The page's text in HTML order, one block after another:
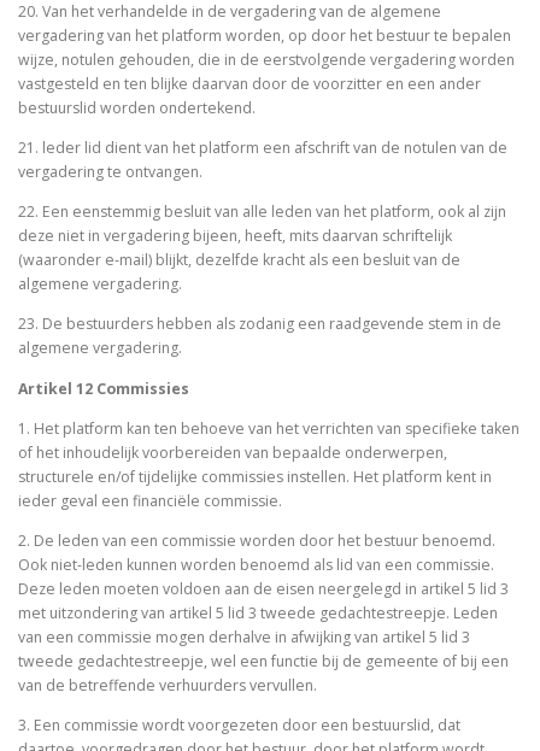
20. Van het verhandelde in de vergadering van de algemene
vergadering van het platform worden, op door het bestuur te bepalen
wijze, notulen gehouden, die in de eerstvolgende vergadering worden
vastgesteld en ten blijke daarvan door de voorzitter en een ander
bestuurslid worden ondertekend.
21. leder lid dient van het platform een afschrift van de notulen van de
vergadering te ontvangen.
22. Een eenstemmig besluit van alle leden van het platform, ook al zijn
deze niet in vergadering bijeen, heeft, mits daarvan schriftelijk
(waaronder e-mail) blijkt, dezelfde kracht als een besluit van de
algemene vergadering.
23. De bestuurders hebben als zodanig een raadgevende stem in de
algemene vergadering.
Artikel 12 Commissies
1. Het platform kan ten behoeve van het verrichten van specifieke taken
of het inhoudelijk voorbereiden van bepaalde onderwerpen,
structurele en/of tijdelijke commissies instellen. Het platform kent in
ieder geval een financiële commissie.
2. De leden van een commissie worden door het bestuur benoemd.
Ook niet-leden kunnen worden benoemd als lid van een commissie.
Deze leden moeten voldoen aan de eisen neergelegd in artikel 5 lid 3
met uitzondering van artikel 5 lid 3 tweede gedachtestreepje. Leden
van een commissie mogen derhalve in afwijking van artikel 5 lid 3
tweede gedachtestreepje, wel een functie bij de gemeente of bij een
van de betreffende verhuurders vervullen.
3. Een commissie wordt voorgezeten door een bestuurslid, dat